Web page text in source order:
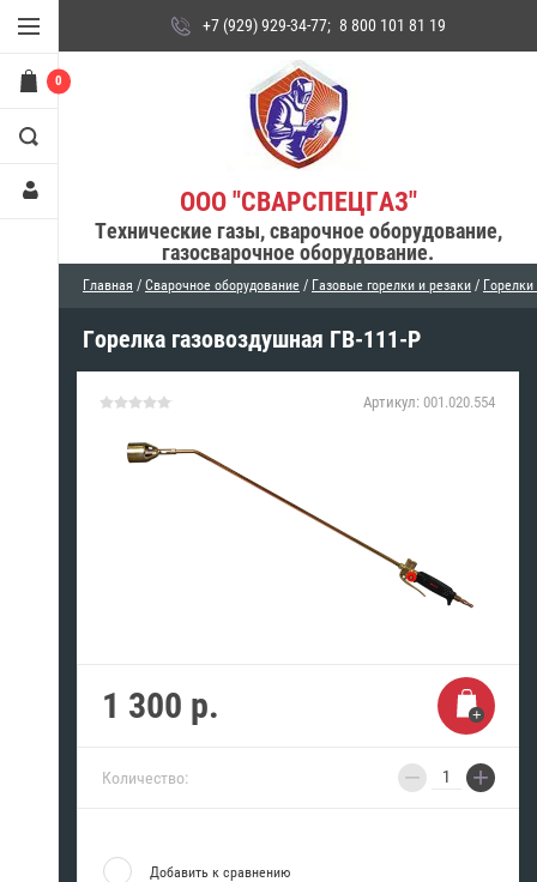
0
+7 (929) 929-34-77; 8 800 101 81 19
ООО "СВАРСПЕЦГАЗ"
Технические газы, сварочное оборудование,
газосварочное оборудование.
Главная / Сварочное оборудование / Газовые горелки и резаки /
Горелка газовоздушная ГВ-111-Р
Артикул: 001.020.554
1 300 р.
Количество: − +
Добавить к сравнению